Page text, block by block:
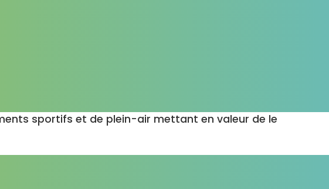
sportifs et de plein-air mettant en valeur de le